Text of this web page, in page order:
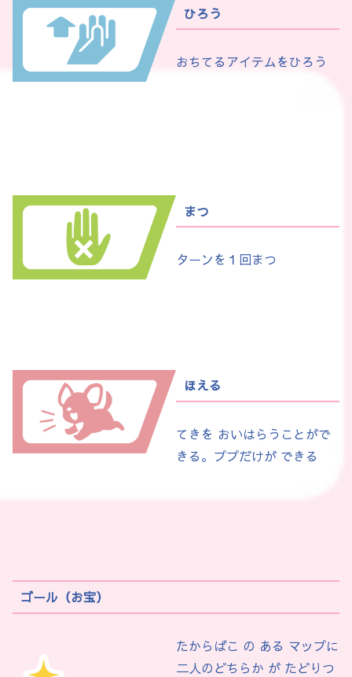
ひろう
おちてるアイテムをひろう
まつ
ターンを１回まつ
ほえる
てきを おいはらうことがで
きる。ププだけが できる
ゴール（お宝）
たからばこ の ある マップに
二人のどちらか が たどりつ